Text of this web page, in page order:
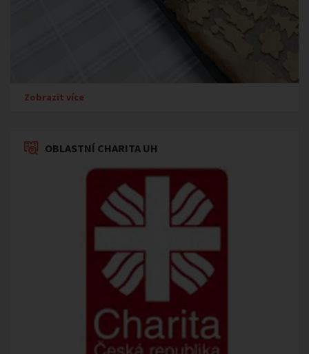
Zobrazit více
OBLASTNÍ CHARITA UH